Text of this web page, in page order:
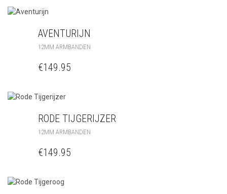
AVENTURIJN
12MM ARMBANDEN
€149.95
RODE TIJGERIJZER
12MM ARMBANDEN
€149.95